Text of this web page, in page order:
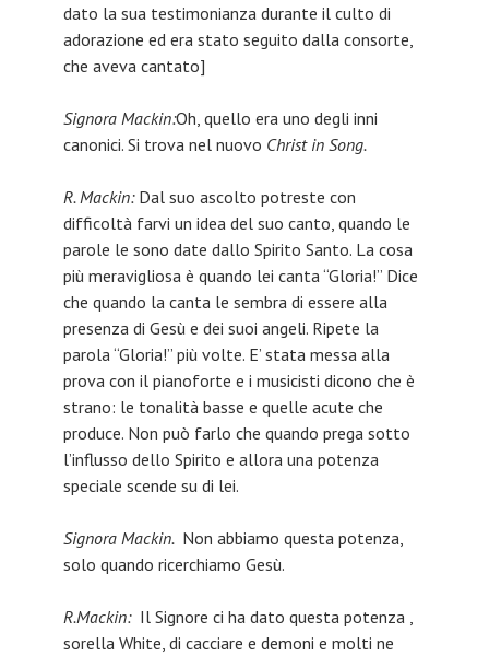
dato la sua testimonianza durante il culto di
adorazione ed era stato seguito dalla consorte,
che aveva cantato]
Signora Mackin:Oh, quello era uno degli inni
canonici. Si trova nel nuovo Christ in Song.
R. Mackin: Dal suo ascolto potreste con
difficoltà farvi un idea del suo canto, quando le
parole le sono date dallo Spirito Santo. La cosa
più meravigliosa è quando lei canta “Gloria!” Dice
che quando la canta le sembra di essere alla
presenza di Gesù e dei suoi angeli. Ripete la
parola “Gloria!” più volte. E’ stata messa alla
prova con il pianoforte e i musicisti dicono che è
strano: le tonalità basse e quelle acute che
produce. Non può farlo che quando prega sotto
l’influsso dello Spirito e allora una potenza
speciale scende su di lei.
Signora Mackin. Non abbiamo questa potenza,
solo quando ricerchiamo Gesù.
R.Mackin: Il Signore ci ha dato questa potenza ,
sorella White, di cacciare e demoni e molti ne